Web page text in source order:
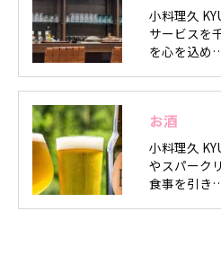
小料理久
サービスを
を心を込め
お酒
小料理久
やスパーク
食事を引き